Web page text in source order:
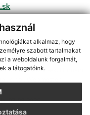
alkalmaz, hogy
szabott tartalmakat
a weboldalunk forgalmát,
a látogatóink.
az RSS funkcióval,
rendszer),Honlaptérkép
s.r.o.,Domain-ek
03.08.2026